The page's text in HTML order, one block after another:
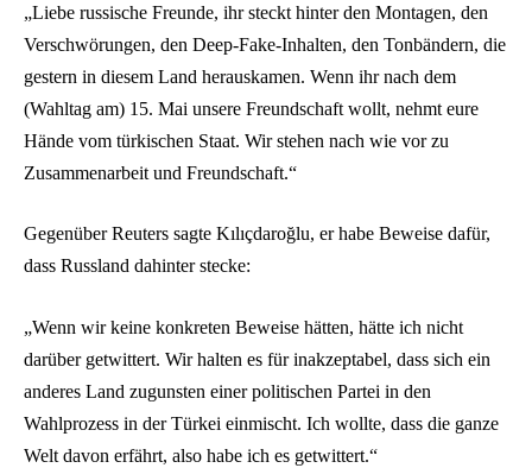
„Liebe russische Freunde, ihr steckt hinter den Montagen, den
Verschwörungen, den Deep-Fake-Inhalten, den Tonbändern, die
gestern in diesem Land herauskamen. Wenn ihr nach dem
(Wahltag am) 15. Mai unsere Freundschaft wollt, nehmt eure
Hände vom türkischen Staat. Wir stehen nach wie vor zu
Zusammenarbeit und Freundschaft.“
Gegenüber Reuters sagte Kılıçdaroğlu, er habe Beweise dafür,
dass Russland dahinter stecke:
„Wenn wir keine konkreten Beweise hätten, hätte ich nicht
darüber getwittert. Wir halten es für inakzeptabel, dass sich ein
anderes Land zugunsten einer politischen Partei in den
Wahlprozess in der Türkei einmischt. Ich wollte, dass die ganze
Welt davon erfährt, also habe ich es getwittert.“